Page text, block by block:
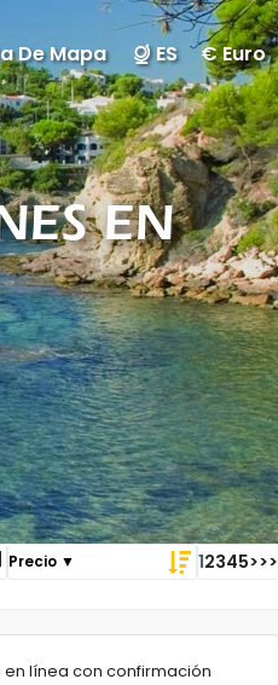
EN
12345>>>
en línea con confirmación
De Mapa ES € Euro